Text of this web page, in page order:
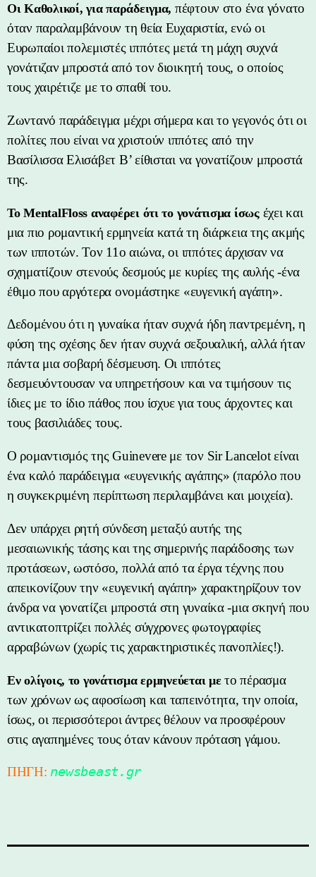
Οι Καθολικοί, για παράδειγμα, πέφτουν στο ένα γόνατο
όταν παραλαμβάνουν τη θεία Ευχαριστία, ενώ οι
Ευρωπαίοι πολεμιστές ιππότες μετά τη μάχη συχνά
γονάτιζαν μπροστά από τον διοικητή τους, ο οποίος
τους χαιρέτιζε με το σπαθί του.
Ζωντανό παράδειγμα μέχρι σήμερα και το γεγονός ότι οι
πολίτες που είναι να χριστούν ιππότες από την
Βασίλισσα Ελισάβετ Β’ είθισται να γονατίζουν μπροστά
της.
Το MentalFloss αναφέρει ότι το γονάτισμα ίσωςέχει και
μια πιο ρομαντική ερμηνεία κατά τη διάρκεια της ακμής
των ιπποτών. Τον 11ο αιώνα, οι ιππότες άρχισαν να
σχηματίζουν στενούς δεσμούς με κυρίες της αυλής -ένα
έθιμο που αργότερα ονομάστηκε «ευγενική αγάπη».
Δεδομένου ότι η γυναίκα ήταν συχνά ήδη παντρεμένη, η
φύση της σχέσης δεν ήταν συχνά σεξουαλική, αλλά ήταν
πάντα μια σοβαρή δέσμευση. Οι ιππότες
δεσμευόντουσαν να υπηρετήσουν και να τιμήσουν τις
ίδιες με το ίδιο πάθος που ίσχυε για τους άρχοντες και
τους βασιλιάδες τους.
Ο ρομαντισμός της Guinevere με τον Sir Lancelot είναι
ένα καλό παράδειγμα «ευγενικής αγάπης» (παρόλο που
η συγκεκριμένη περίπτωση περιλαμβάνει και μοιχεία).
Δεν υπάρχει ρητή σύνδεση μεταξύ αυτής της
μεσαιωνικής τάσης και της σημερινής παράδοσης των
προτάσεων, ωστόσο, πολλά από τα έργα τέχνης που
απεικονίζουν την «ευγενική αγάπη» χαρακτηρίζουν τον
άνδρα να γονατίζει μπροστά στη γυναίκα -μια σκηνή που
αντικατοπτρίζει πολλές σύγχρονες φωτογραφίες
αρραβώνων (χωρίς τις χαρακτηριστικές πανοπλίες!).
Εν ολίγοις, το γονάτισμα ερμηνεύεται μετο πέρασμα
των χρόνων ως αφοσίωση και ταπεινότητα, την οποία,
ίσως, οι περισσότεροι άντρες θέλουν να προσφέρουν
στις αγαπημένες τους όταν κάνουν πρόταση γάμου.
ΠΗΓΗ:newsbeast.gr